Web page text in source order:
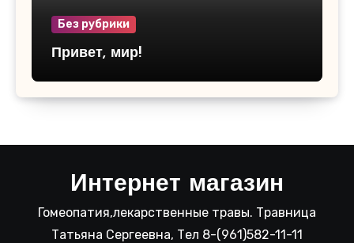
Без рубрики
Привет, мир!
Интернет магазин
Гомеопатия,лекарственные травы. Травница
Татьяна Сергеевна, Тел 8-(961)582-11-11